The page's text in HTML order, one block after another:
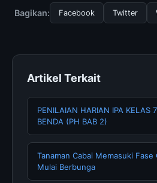
halaman resmi kami secara
memperbarui konten dengan
Bagikan: Facebook Twitter
Artikel Terkait
PENILAIAN HARIAN IPA KELAS
BENDA (PH BAB 2)
Tanaman Cabai Memasuki
Mulai Berbunga